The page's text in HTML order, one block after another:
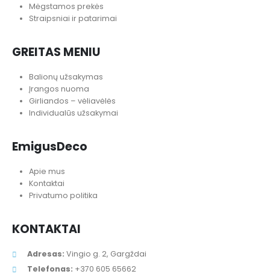
Mėgstamos prekės
Straipsniai ir patarimai
GREITAS MENIU
Balionų užsakymas
Įrangos nuoma
Girliandos – vėliavėlės
Individualūs užsakymai
EmigusDeco
Apie mus
Kontaktai
Privatumo politika
KONTAKTAI
Adresas: Vingio g. 2, Gargždai
Telefonas: +370 605 65662